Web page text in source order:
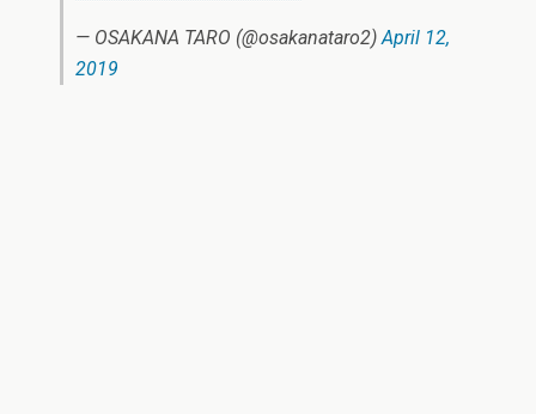
— OSAKANA TARO (@osakanataro2)April 12,
2019